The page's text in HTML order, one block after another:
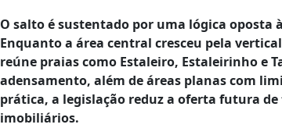
O salto é sustentado por uma lógica
Enquanto a área central cresceu pela
reúne praias como Estaleiro, Estaleirinho e
adensamento, além de áreas planas com
prática, a legislação reduz a oferta futura
imobiliários.